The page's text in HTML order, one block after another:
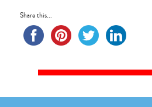
Share this...